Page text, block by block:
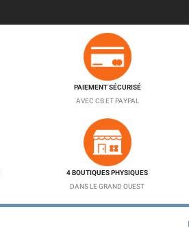
PAIEMENT SÉCURISÉ
AVEC CB ET PAYPAL
4 BOUTIQUES PHYSIQUES
DANS LE GRAND OUEST